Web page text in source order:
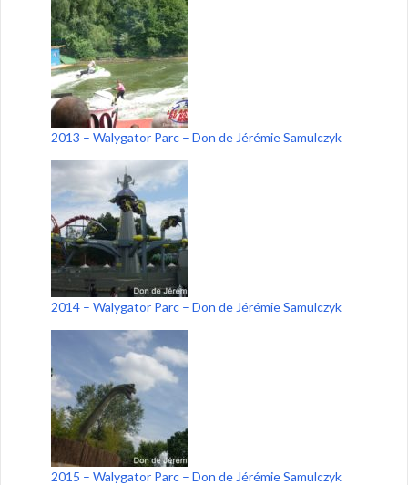
2013 – Walygator Parc – Don de Jérémie Samulczyk
2014 – Walygator Parc – Don de Jérémie Samulczyk
2015 – Walygator Parc – Don de Jérémie Samulczyk